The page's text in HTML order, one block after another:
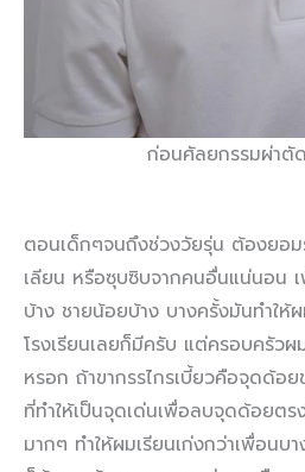
ก่อนศัลยกรรมผ่าตั
ตอนเด็กๆจนถึงช่วงวัยรุ่น ต้องยอ
เลียน หรือซุบซิบจากคนอื่นแน่นอน
บ้าง ชายน้อยบ้าง บางครั้งมันทำให้
โรงเรียนเลยก็มีครับ แต่ครอบครัวผ
หรอก ถ้าขากรรไกรเบี้ยวคือจุดด้อย
ที่ทำให้เป็นจุดเด่นเพื่อลบจุดด้อยตร
มากๆ ทำให้ผมเรียนเก่งกว่าเพื่อน